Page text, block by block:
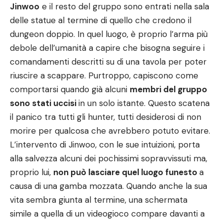
Jinwoo e il resto del gruppo sono entrati nella sala
delle statue al termine di quello che credono il
dungeon doppio. In quel luogo, è proprio l’arma più
debole dell’umanità a capire che bisogna seguire i
comandamenti descritti su di una tavola per poter
riuscire a scappare. Purtroppo, capiscono come
comportarsi quando già alcuni membri del gruppo
sono stati uccisiin un solo istante. Questo scatena
il panico tra tutti gli hunter, tutti desiderosi di non
morire per qualcosa che avrebbero potuto evitare.
L’intervento di Jinwoo, con le sue intuizioni, porta
alla salvezza alcuni dei pochissimi sopravvissuti ma,
proprio lui, non può lasciare quel luogo funesto a
causa di una gamba mozzata. Quando anche la sua
vita sembra giunta al termine, una schermata
simile a quella di un videogioco compare davanti a